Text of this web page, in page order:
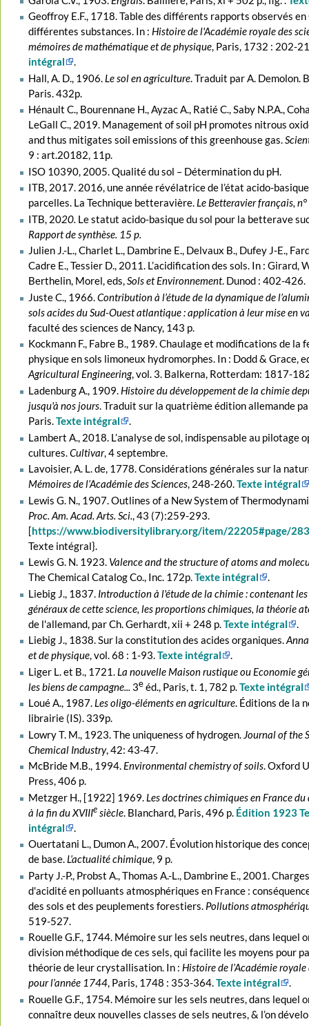
Geoffroy E.F., 1718. Table des différents rapports observés
différentes substances. In : Histoire de l'Académie royale des
mémoires de mathématique et de physique, Paris, 1732 : 202-
intégral
.
Hall, A. D., 1906. Le sol en agriculture. Traduit par A. Demolon.
Paris. 432p.
Hénault C., Bourennane H., Ayzac A., Ratié C., Saby N.P.A.,
LeGall C., 2019. Management of soil pH promotes nitrous
and thus mitigates soil emissions of this greenhouse gas.
9 : art.20182, 11p.
ISO 10390, 2005. Qualité du sol – Détermination du pH.
ITB, 2017. 2016, une année révélatrice de l’état acido-
parcelles. La Technique betteravière. Le Betteravier français,
ITB, 2020. Le statut acido-basique du sol pour la betterave
Rapport de synthèse. 15 p.
Julien J.-L., Charlet L., Dambrine E., Delvaux B., Dufey J-E.,
Cadre E., Tessier D., 2011. L’acidification des sols. In : Girard,
Berthelin, Morel, eds,Sols et Environnement. Dunod : 402-426.
Juste C., 1966.Contribution à l’étude de la dynamique de
sols acides du Sud-Ouest atlantique : application à leur mise en
faculté des sciences de Nancy, 143 p.
Kockmann F., Fabre B., 1989. Chaulage et modifications de la
physique en sols limoneux hydromorphes. In : Dodd & Grace,
Agricultural Engineering, vol. 3. Balkerna, Rotterdam: 1817-
Ladenburg A., 1909. Histoire du développement de la chimie
jusqu'à nos jours. Traduit sur la quatrième édition allemande
Paris.Texte intégral
.
Lambert A., 2018. L’analyse de sol, indispensable au pilotage
cultures. Cultivar, 4 septembre.
Lavoisier, A. L. de, 1778. Considérations générales sur la
Mémoires de l’Académie des Sciences, 248-260.Texte intégral
Lewis G. N., 1907. Outlines of a New System of
Proc. Am. Acad. Arts. Sci. , 43 (7):259-293.
[https://www.biodiversitylibrary.org/item/22205#page/
Texte intégral}.
Lewis G. N. 1923. Valence and the structure of atoms and
The Chemical Catalog Co., Inc. 172p.Texte intégral
.
Liebig J., 1837. Introduction à l'étude de la chimie : contenant
généraux de cette science, les proportions chimiques, la théorie
de l'allemand, par Ch. Gerhardt, xii + 248 p. Texte intégral
Liebig J., 1838. Sur la constitution des acides organiques.
et de physique, vol. 68 : 1-93.Texte intégral
.
Liger L. et B., 1721. La nouvelle Maison rustique ou Economie
les biens de campagne... 3eéd., Paris, t. 1, 782 p.Texte intégral
Loué A., 1987. Les oligo-éléments en agriculture. Éditions de la
librairie (IS). 339p.
Lowry T. M., 1923. The uniqueness of hydrogen. Journal of the
Chemical Industry, 42: 43-47.
McBride M.B., 1994. Environmental chemistry of soils. Oxford
Press, 406 p.
Metzger H., [1922] 1969. Les doctrines chimiques en France
à la fin du XVIIIesiècle. Blanchard, Paris, 496 p. Édition 1923
intégral
.
Ouertatani L., Dumon A., 2007. Évolution historique des
de base. L’actualité chimique, 9 p.
Party J.-P., Probst A., Thomas A.-L., Dambrine E., 2001.
d'acidité en polluants atmosphériques en France :
des sols et des peuplements forestiers. Pollutions
519-527.
Rouelle G.F., 1744. Mémoire sur les sels neutres, dans lequel
division méthodique de ces sels, qui facilite les moyens pour
théorie de leur crystallisation. In : Histoire de l’Académie royale
pour l’année 1744, Paris, 1748 : 353-364.Texte intégral
.
Rouelle G.F., 1754. Mémoire sur les sels neutres, dans lequel
connaître deux nouvelles classes de sels neutres, & l’on